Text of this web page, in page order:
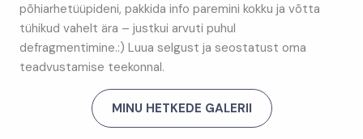
põhiarhetüüpideni, pakkida info paremini kokku ja võtta
tühikud vahelt ära – justkui arvuti puhul
defragmentimine.:) Luua selgust ja seostatust oma
teadvustamise teekonnal.
MINU HETKEDE GALERII